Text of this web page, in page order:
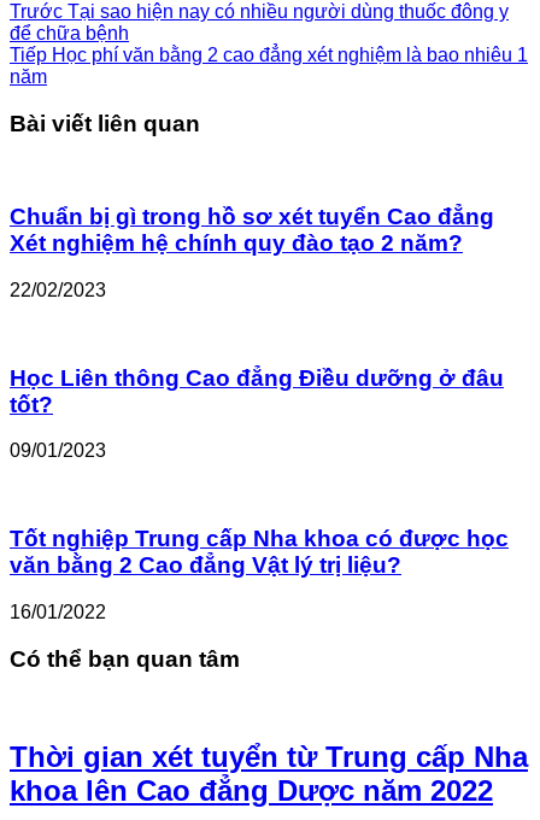
Trước Tại sao hiện nay có nhiều người dùng thuốc đông y
để chữa bệnh
Tiếp Học phí văn bằng 2 cao đẳng xét nghiệm là bao nhiêu 1
năm
Bài viết liên quan
Chuẩn bị gì trong hồ sơ xét tuyển Cao đẳng
Xét nghiệm hệ chính quy đào tạo 2 năm?
22/02/2023
Học Liên thông Cao đẳng Điều dưỡng ở đâu
tốt?
09/01/2023
Tốt nghiệp Trung cấp Nha khoa có được học
văn bằng 2 Cao đẳng Vật lý trị liệu?
16/01/2022
Có thể bạn quan tâm
Thời gian xét tuyển từ Trung cấp Nha
khoa lên Cao đẳng Dược năm 2022